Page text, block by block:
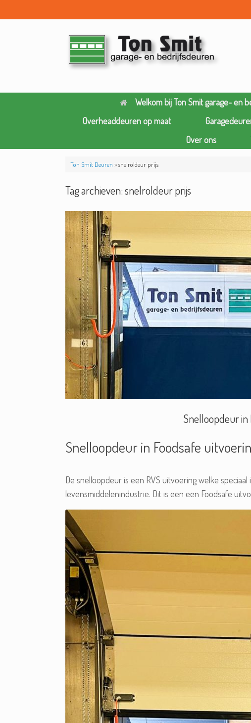
Welkom bij Ton Smit garage- en
Overheaddeuren op maat
Over ons
Ton Smit Deuren »snelroldeur prijs
Tag archieven:snelroldeur prijs
Snelloopdeur in
Snelloopdeur in Foodsafe
De snelloopdeur is een RVS uitvoering welke
levensmiddelenindustrie. Dit is een een Foodsafe